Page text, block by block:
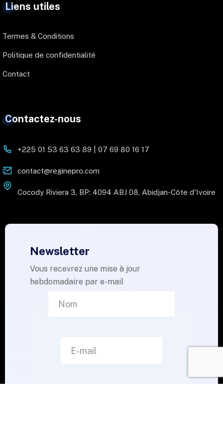
Liens utiles
Termes & Conditions
Politique de confidentialité
Contact
Contactez-nous
+225 01 53 63 63 89 | 07 69 80 16 17
contact@reginepro.com
Cocody Riviera 3, BP: 4094 ABJ 08, Abidjan-Côte d'Ivoire
Newsletter
Vous recevrez une mise à jour
hebdomadaire par e-mail